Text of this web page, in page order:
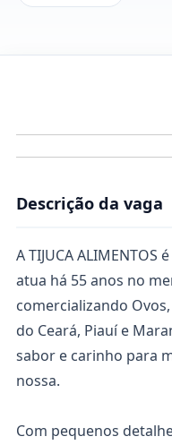
Descrição da vaga
A TIJUCA
atua há 55 anos no
comercializando
do Ceará, Piauí e
sabor e carinho para
nossa.
Com pequenos